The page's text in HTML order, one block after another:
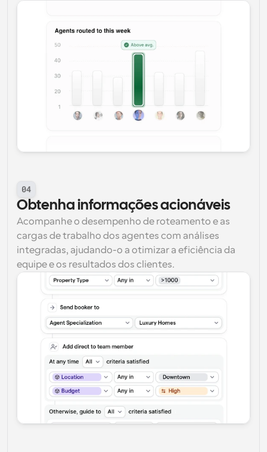
04
Obtenha informações acionáveis
Acompanhe o desempenho de roteamento e as
cargas de trabalho dos agentes com análises
integradas, ajudando-o a otimizar a eficiência da
equipe e os resultados dos clientes.